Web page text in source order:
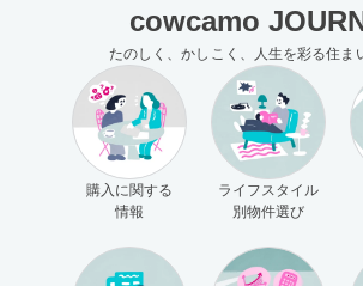
cowcamo
たのしく、かしこく、人生を彩る住ま
購入に関する
情報
ライフスタイル
別物件選び